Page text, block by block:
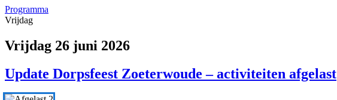
Programma
Vrijdag
Vrijdag 26 juni 2026
Update Dorpsfeest Zoeterwoude – activiteiten afgelast